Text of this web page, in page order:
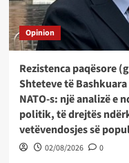
Opinion
Rezistenca paqësore
Shteteve të
NATO-s: një analizë
politik, të drejtës
vetëvendosjes së
02/08/2026 0